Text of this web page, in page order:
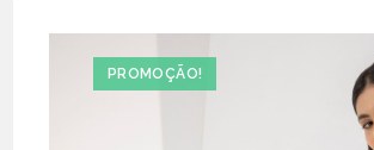
PROMOÇÃO!